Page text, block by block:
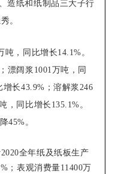
造纸和纸制品三大子行
。
，同比增长14.1%。
漂阔浆1001万吨，同
长43.9%；溶解浆246
，同比增长135.1%。
45%。
全年纸及纸板生产
；表观消费量11400万